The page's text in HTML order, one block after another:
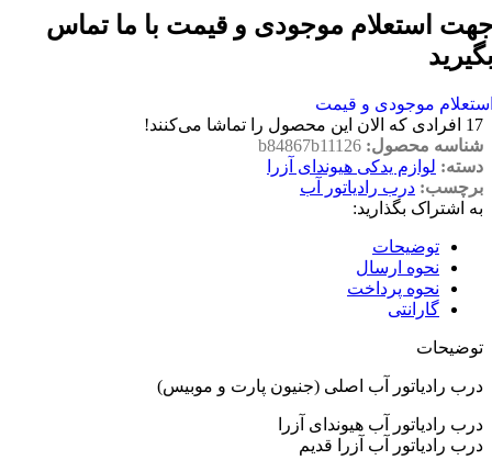
استعلام موجودی و قیمت با ما تماس
موجودی و قیمت
17 افرادی که الان این محصول را تماشا می‌کنند!
شناسه محصول: b84867b11126
دسته: لوازم یدکی هیوندای آزرا
برچسب: درب رادیاتور آب
به اشتراک بگذارید:
توضیحات
نحوه ارسال
نحوه پرداخت
گارانتی
توضیحات
درب رادیاتور آب اصلی (جنیون پارت و موبیس)
درب رادیاتور آب هیوندای آزرا
درب رادیاتور آب آزرا قدیم